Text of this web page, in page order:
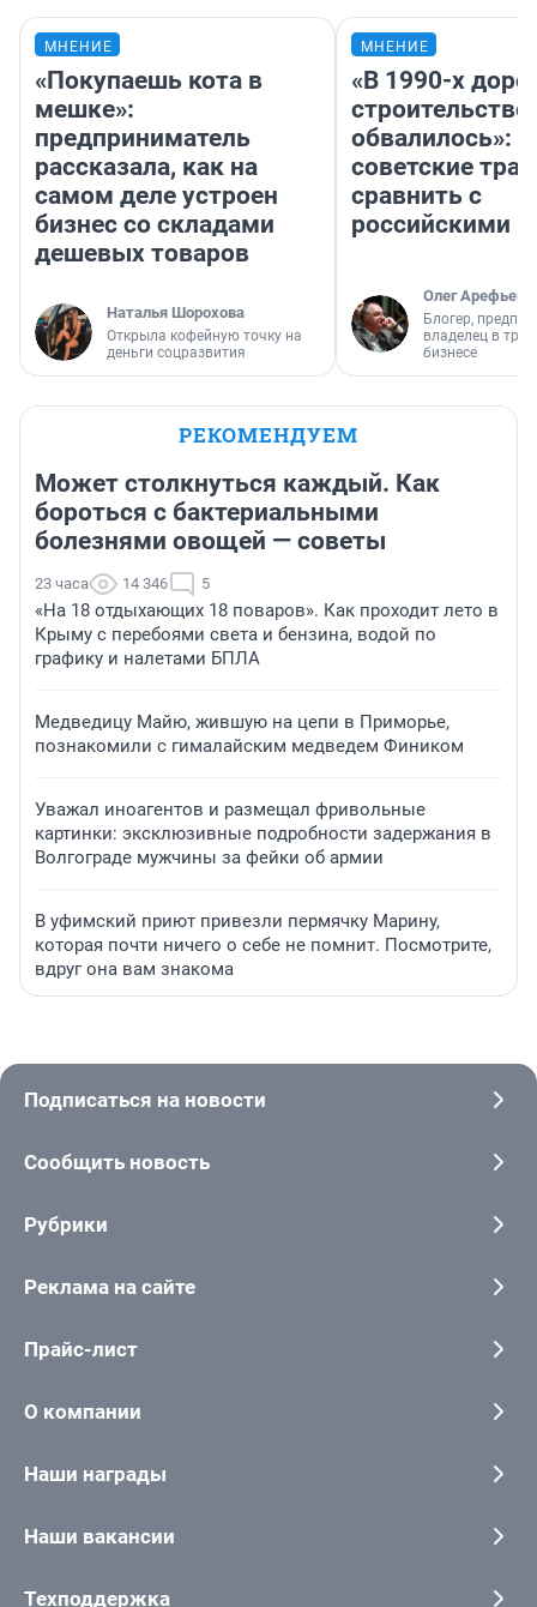
МНЕНИЕ
«Покупаешь кота в
мешке»:
предприниматель
рассказала, как на
самом деле устроен
бизнес со складами
дешевых товаров
Наталья Шорохова
Открыла кофейную точку на
деньги соцразвития
МНЕНИЕ
«В 1990-х
строительство
обвалилось»:
советские
сравнить с
российскими
Олег Арефьев
Блогер,
владелец в
бизнесе
РЕКОМЕНДУЕМ
Может столкнуться каждый. Как
бороться с бактериальными
болезнями овощей — советы
23 часа 14 346 5
«На 18 отдыхающих 18 поваров». Как проходит лето в
Крыму с перебоями света и бензина, водой по
графику и налетами БПЛА
Медведицу Майю, жившую на цепи в Приморье,
познакомили с гималайским медведем Фиником
Уважал иноагентов и размещал фривольные
картинки: эксклюзивные подробности задержания в
Волгограде мужчины за фейки об армии
В уфимский приют привезли пермячку Марину,
которая почти ничего о себе не помнит. Посмотрите,
вдруг она вам знакома
Подписаться на новости
Сообщить новость
Рубрики
Реклама на сайте
Прайс-лист
О компании
Наши награды
Наши вакансии
Техподдержка